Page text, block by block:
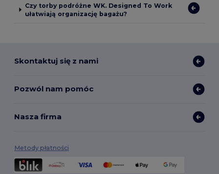
Czy torby podróżne WK. Designed To Work
ułatwiają organizację bagażu?
Skontaktuj się z nami
Pozwól nam pomóc
Nasza firma
Metody płatności